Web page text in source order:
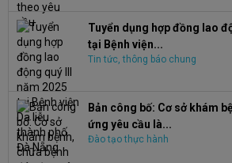
Tuyển dụng hợp đồng lao
tại Bệnh viện...
Tin tức, thông báo chung
Bản công bố: Cơ sở khám
ứng yêu cầu là...
Đào tạo thực hành